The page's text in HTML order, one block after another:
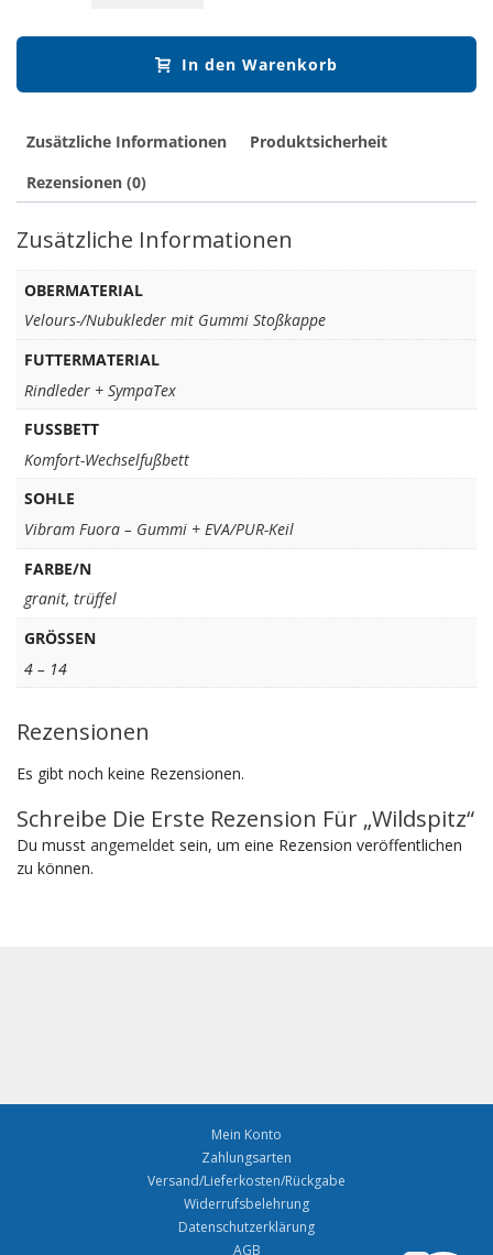
In den Warenkorb
Zusätzliche Informationen
Produktsicherheit
Rezensionen (0)
Zusätzliche Informationen
OBERMATERIAL
Velours-/Nubukleder mit Gummi Stoßkappe
FUTTERMATERIAL
Rindleder + SympaTex
FUSSBETT
Komfort-Wechselfußbett
SOHLE
Vibram Fuora – Gummi + EVA/PUR-Keil
FARBE/N
granit, trüffel
GRÖSSEN
4 – 14
Rezensionen
Es gibt noch keine Rezensionen.
Schreibe Die Erste Rezension Für „Wildspitz“
Du musst angemeldet sein, um eine Rezension veröffentlichen
zu können.
Mein Konto
Zahlungsarten
Versand/Lieferkosten/Rückgabe
Widerrufsbelehrung
Datenschutzerklärung
AGB